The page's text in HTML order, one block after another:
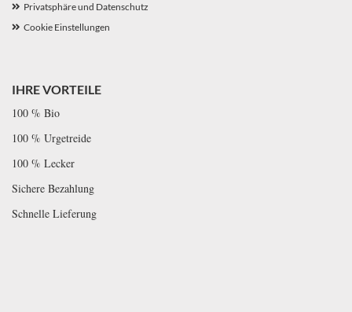
Privatsphäre und Datenschutz
Cookie Einstellungen
IHRE VORTEILE
100 % Bio
100 % Urgetreide
100 % Lecker
Sichere Bezahlung
Schnelle Lieferung